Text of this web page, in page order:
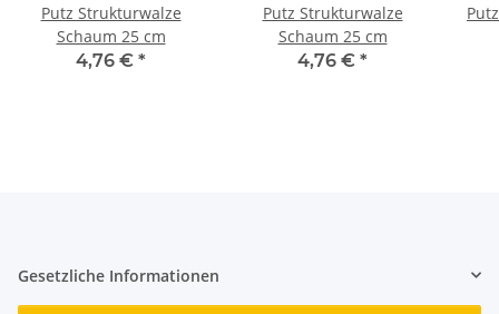
Putz Strukturwalze
Schaum 25 cm
4,76 € *
Putz Strukturwalze
Schaum 25 cm
4,76 € *
Gesetzliche Informationen